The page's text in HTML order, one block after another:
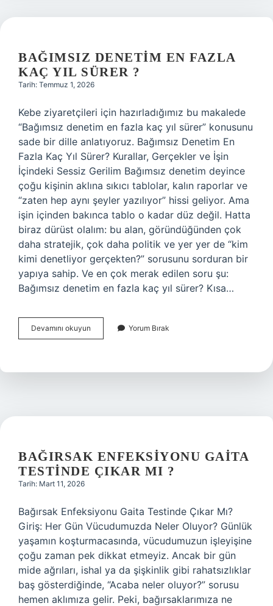
BAĞIMSIZ DENETIM EN FAZLA
KAÇ YIL SÜRER ?
Tarih: Temmuz 1, 2026
Kebe ziyaretçileri için hazırladığımız bu makalede
“Bağımsız denetim en fazla kaç yıl sürer” konusunu
sade bir dille anlatıyoruz. Bağımsız Denetim En
Fazla Kaç Yıl Sürer? Kurallar, Gerçekler ve İşin
İçindeki Sessiz Gerilim Bağımsız denetim deyince
çoğu kişinin aklına sıkıcı tablolar, kalın raporlar ve
“zaten hep aynı şeyler yazılıyor” hissi geliyor. Ama
işin içinden bakınca tablo o kadar düz değil. Hatta
biraz dürüst olalım: bu alan, göründüğünden çok
daha stratejik, çok daha politik ve yer yer de “kim
kimi denetliyor gerçekten?” sorusunu sorduran bir
yapıya sahip. Ve en çok merak edilen soru şu:
Bağımsız denetim en fazla kaç yıl sürer? Kısa…
Devamını okuyun Bağımsız
denetim
kaç
Yorum Bırak
BAĞIRSAK ENFEKSIYONU GAITA
TESTINDE ÇIKAR MI ?
Tarih: Mart 11, 2026
Bağırsak Enfeksiyonu Gaita Testinde Çıkar Mı?
Giriş: Her Gün Vücudumuzda Neler Oluyor? Günlük
yaşamın koşturmacasında, vücudumuzun işleyişine
çoğu zaman pek dikkat etmeyiz. Ancak bir gün
mide ağrıları, ishal ya da şişkinlik gibi rahatsızlıklar
baş gösterdiğinde, “Acaba neler oluyor?” sorusu
hemen aklımıza gelir. Peki, bağırsaklarımıza ne